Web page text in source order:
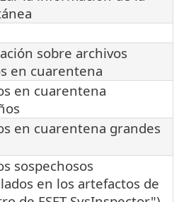
sobre archivos
en cuarentena
en cuarentena
en cuarentena grandes
sospechosos
en los artefactos de